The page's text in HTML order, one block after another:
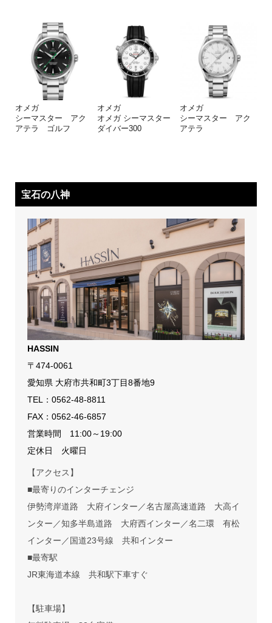
オメガ
シーマスター アク
アテラ ゴルフ
オメガ
オメガ シーマスター
ダイバー300
オメガ
シーマスター アク
アテラ
宝石の八神
HASSIN
〒474-0061
愛知県 大府市共和町3丁目8番地9
TEL： 0562-48-8811
FAX：0562-46-6857
営業時間 11:00～19:00
定休日 火曜日
【アクセス】
■最寄りのインターチェンジ
伊勢湾岸道路 大府インター／名古屋高速道路 大高イ
ンター／知多半島道路 大府西インター／名二環 有松
インター／国道23号線 共和インター
■最寄駅
JR東海道本線 共和駅下車すぐ
【駐車場】